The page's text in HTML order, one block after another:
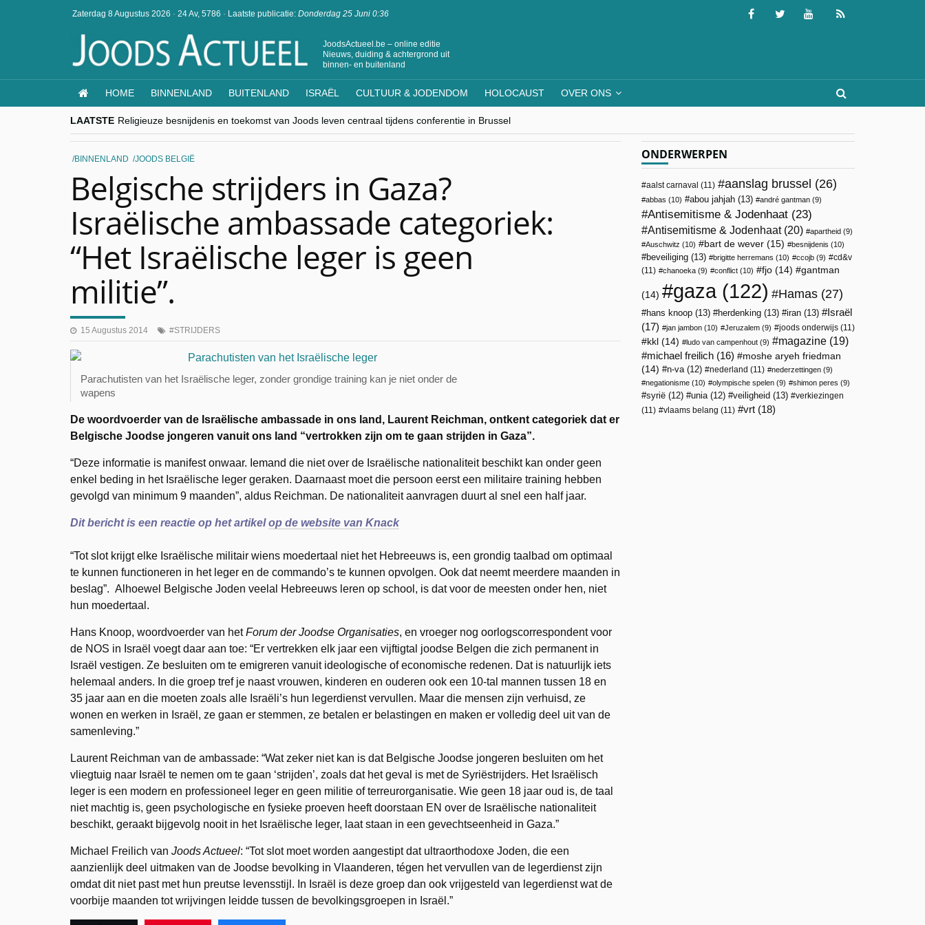
Zaterdag 8 Augustus 2026 · 24 Av, 5786 · Laatste publicatie: Donderdag 25 Juni 0:36
JoodsActueel.be – online editie
Nieuws, duiding & achtergrond uit
binnen- en buitenland
HOME BINNENLAND BUITENLAND ISRAËL CULTUUR & JODENDOM HOLOCAUST OVER ONS
LAATSTE Religieuze besnijdenis en toekomst van Joods leven centraal tijdens conferentie in Brussel
“Besnijdenisdebat toont hoe moeilijk seculiere Westen minderheden begrijpt”, Jinnih Beels (Vooruit)
CITYTRIP | ROEMENIË – Boekarest: de verrassing van Oost-Europa
“Vandaag zit elke Jood in België op de beklaagdenbank”
BINNENLAND JOODS BELGIË
Belgische strijders in Gaza?
Israëlische ambassade categoriek:
“Het Israëlische leger is geen
militie”.
15 Augustus 2014 STRIJDERS
Parachutisten van het Israëlische leger, zonder grondige training kan je niet onder de
wapens
De woordvoerder van de Israëlische ambassade in ons land, Laurent Reichman, ontkent categoriek dat er
Belgische Joodse jongeren vanuit ons land “vertrokken zijn om te gaan strijden in Gaza”.
“Deze informatie is manifest onwaar. Iemand die niet over de Israëlische nationaliteit beschikt kan onder geen
enkel beding in het Israëlische leger geraken. Daarnaast moet die persoon eerst een militaire training hebben
gevolgd van minimum 9 maanden”, aldus Reichman. De nationaliteit aanvragen duurt al snel een half jaar.
Dit bericht is een reactie op het artikelop de website van Knack
“Tot slot krijgt elke Israëlische militair wiens moedertaal niet het Hebreeuws is, een grondig taalbad om optimaal
te kunnen functioneren in het leger en de commando’s te kunnen opvolgen. Ook dat neemt meerdere maanden in
beslag”. Alhoewel Belgische Joden veelal Hebreeuws leren op school, is dat voor de meesten onder hen, niet
hun moedertaal.
Hans Knoop, woordvoerder van hetForum der Joodse Organisaties, en vroeger nog oorlogscorrespondent voor
de NOS in Israël voegt daar aan toe: “Er vertrekken elk jaar een vijftigtal joodse Belgen die zich permanent in
Israël vestigen. Ze besluiten om te emigreren vanuit ideologische of economische redenen. Dat is natuurlijk iets
helemaal anders. In die groep tref je naast vrouwen, kinderen en ouderen ook een 10-tal mannen tussen 18 en
35 jaar aan en die moeten zoals alle Israëli’s hun legerdienst vervullen. Maar die mensen zijn verhuisd, ze
wonen en werken in Israël, ze gaan er stemmen, ze betalen er belastingen en maken er volledig deel uit van de
samenleving.”
Laurent Reichman van de ambassade: “Wat zeker niet kan is dat Belgische Joodse jongeren besluiten om het
vliegtuig naar Israël te nemen om te gaan ‘strijden’, zoals dat het geval is met de Syriëstrijders. Het Israëlisch
leger is een modern en professioneel leger en geen militie of terreurorganisatie. Wie geen 18 jaar oud is, de taal
niet machtig is, geen psychologische en fysieke proeven heeft doorstaan EN over de Israëlische nationaliteit
beschikt, geraakt bijgevolg nooit in het Israëlische leger, laat staan in een gevechtseenheid in Gaza.”
Michael Freilich van Joods Actueel: “Tot slot moet worden aangestipt dat ultraorthodoxe Joden, die een
aanzienlijk deel uitmaken van de Joodse bevolking in Vlaanderen, tégen het vervullen van de legerdienst zijn
omdat dit niet past met hun preutse levensstijl. In Israël is deze groep dan ook vrijgesteld van legerdienst wat de
voorbije maanden tot wrijvingen leidde tussen de bevolkingsgroepen in Israël.”
ONDERWERPEN
aalst carnaval (11) aanslag brussel (26)
abbas (10) abou jahjah (13) andré gantman (9)
Antisemitisme & Jodenhaat (23)
Antisemitisme & Jodenhaat(20) apartheid (9)
Auschwitz (10) bart de wever (15) besnijdenis (10)
beveiliging (13) brigitte herremans (10) ccojb (9)
cd&v
(11)
chanoeka (9) conflict (10) fjo (14) gantman
(14) gaza(122) Hamas (27)
hans knoop (13) herdenking (13) iran (13)
Israël
(17)
jan jambon (10) Jeruzalem (9) joods onderwijs (11)
kkl (14) ludo van campenhout (9) magazine (19)
michael freilich (16)
moshe aryeh friedman
(14)
n-va(12) nederland (11) nederzettingen (9)
negationisme (10) olympische spelen (9) shimon peres (9)
syrië (12) unia(12) veiligheid (13)
verkiezingen
(11)
vlaams belang (11) vrt (18)